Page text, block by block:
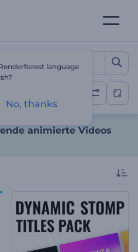
animierte Videos
language
No, thanks